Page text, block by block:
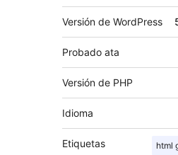
Versión de WordPress
Probado ata
Versión de PHP
Idioma
Etiquetas html